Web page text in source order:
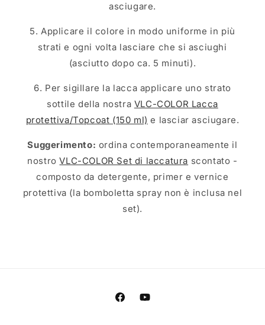
asciugare.
5. Applicare il colore in modo uniforme in più
strati e ogni volta lasciare che si asciughi
(asciutto dopo ca. 5 minuti).
6. Per sigillare la lacca applicare uno strato
sottile della nostra VLC-COLOR Lacca
protettiva/Topcoat (150 ml) e lasciar asciugare.
Suggerimento: ordina contemporaneamente il
nostroVLC-COLOR Set di laccatura scontato -
composto da detergente, primer e vernice
protettiva (la bomboletta spray non è inclusa nel
set).
FacebookYouTube